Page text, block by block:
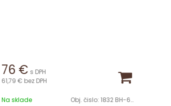
76 € s DPH
61,79 € bez DPH
Na sklade Obj. čislo: 1832 BH-6542